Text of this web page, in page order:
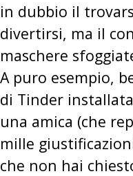
in dubbio il
divertirsi, ma il
maschere
A puro esempio,
di Tinder
una amica (che
mille
che non hai